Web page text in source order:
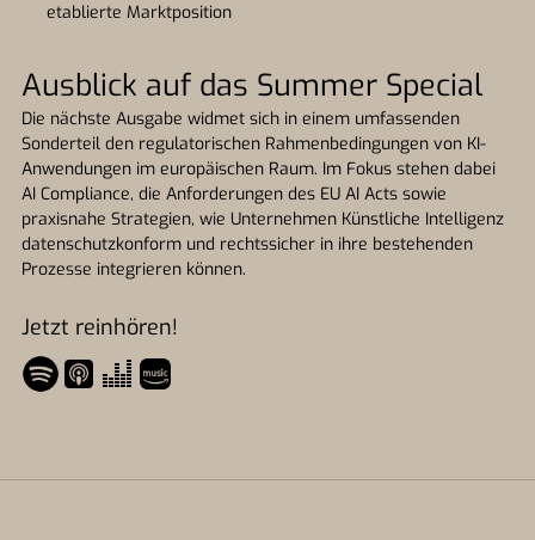
etablierte Marktposition
Ausblick auf das Summer Special
Die nächste Ausgabe widmet sich in einem umfassenden
Sonderteil den regulatorischen Rahmenbedingungen von KI-
Anwendungen im europäischen Raum. Im Fokus stehen dabei
AI Compliance, die Anforderungen des EU AI Acts sowie
praxisnahe Strategien, wie Unternehmen Künstliche Intelligenz
datenschutzkonform und rechtssicher in ihre bestehenden
Prozesse integrieren können.
Jetzt reinhören!